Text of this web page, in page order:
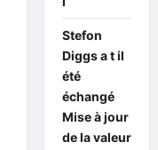
Stefon
Diggs a t il
été
échangé
Mise à jour
de la valeur